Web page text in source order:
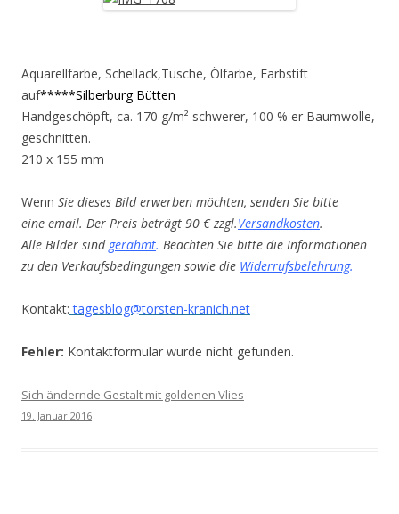
Aquarellfarbe, Schellack,Tusche, Ölfarbe, Farbstift
auf*****Silberburg Bütten
Handgeschöpft, ca. 170 g/m² schwerer, 100 % er Baumwolle,
geschnitten.
210 x 155 mm
Wenn Sie dieses Bild erwerben möchten, senden Sie bitte
eine email. Der Preis beträgt 90 € zzgl.Versandkosten.
Alle Bilder sind gerahmt. Beachten Sie bitte die Informationen
zu den Verkaufsbedingungen sowie die Widerrufsbelehrung.
Kontakt: tagesblog@torsten-kranich.net
Fehler: Kontaktformular wurde nicht gefunden.
Sich ändernde Gestalt mit goldenen Vlies
19. Januar 2016